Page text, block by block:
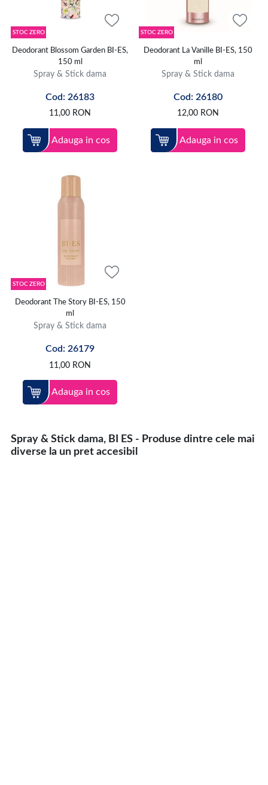
STOC ZERO
Deodorant Blossom Garden BI-ES,
150 ml
Spray & Stick dama
Cod: 26183
11,00 RON
Adauga in cos
STOC ZERO
Deodorant La Vanille BI-ES, 150
ml
Spray & Stick dama
Cod: 26180
12,00 RON
Adauga in cos
STOC ZERO
Deodorant The Story BI-ES, 150
ml
Spray & Stick dama
Cod: 26179
11,00 RON
Adauga in cos
Spray & Stick dama, BI ES - Produse dintre cele mai
diverse la un pret accesibil